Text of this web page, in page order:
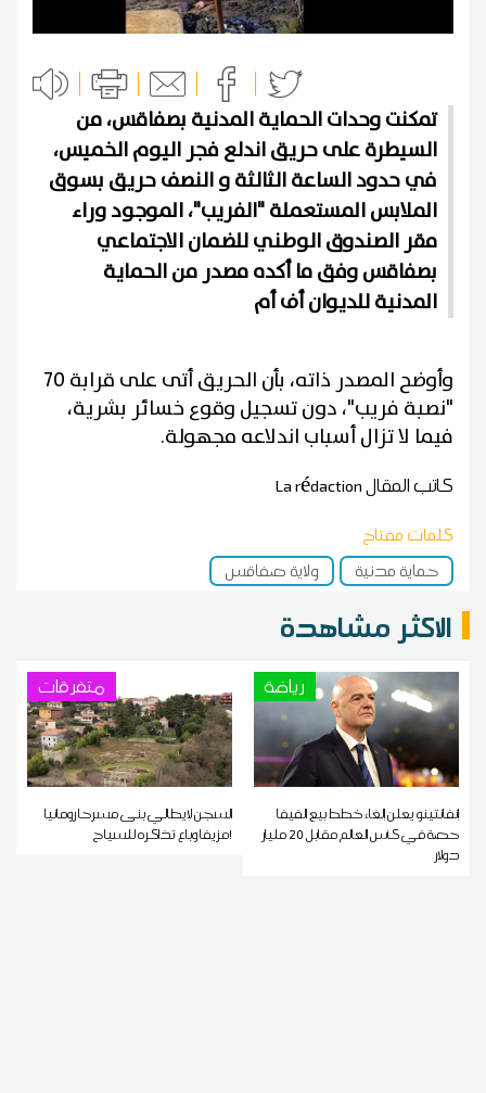
تمكنت وحدات الحماية المدنية بصفاقس، من
السيطرة على حريق اندلع فجر اليوم الخميس،
في حدود الساعة الثالثة و النصف حريق بسوق
الملابس المستعملة "الفريب"، الموجود وراء
مقر الصندوق الوطني للضمان الاجتماعي
بصفاقس وفق ما أكده مصدر من الحماية
المدنية للديوان أف أم
وأوضح المصدر ذاته، بأن الحريق أتى على قرابة 70
"نصبة فريب"، دون تسجيل وقوع خسائر بشرية،
فيما لا تزال أسباب اندلاعه مجهولة.
كاتب المقالLa rédaction
كلمات مفتاح
حماية مدنية
ولاية صفاقس
الاكثر مشاهدة
رياضة
إنفانتينو يعلن إلغاء خطط بيع الفيفا
حصة في كأس العالم مقابل 20 مليار
دولار
متفرقات
السجن لإيطالي بنى مسرحا رومانيا
مزيفا وباع تذاكره للسياح!